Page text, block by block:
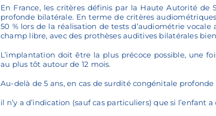
En France, les critères définis par la Haute Autorité de
profonde bilatérale. En terme de critères
50 % lors de la réalisation de tests d’audiométrie vocale
champ libre, avec des prothèses auditives bilatérales
L’implantation doit être la plus précoce possible, une
au plus tôt autour de 12 mois.
Au-delà de 5 ans, en cas de surdité congénitale
il n’y a d’indication (sauf cas particuliers) que si l’enfant